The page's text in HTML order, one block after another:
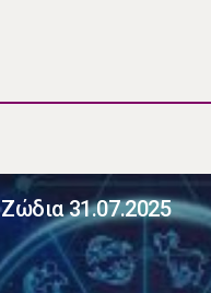
Ζώδια 31.07.2025